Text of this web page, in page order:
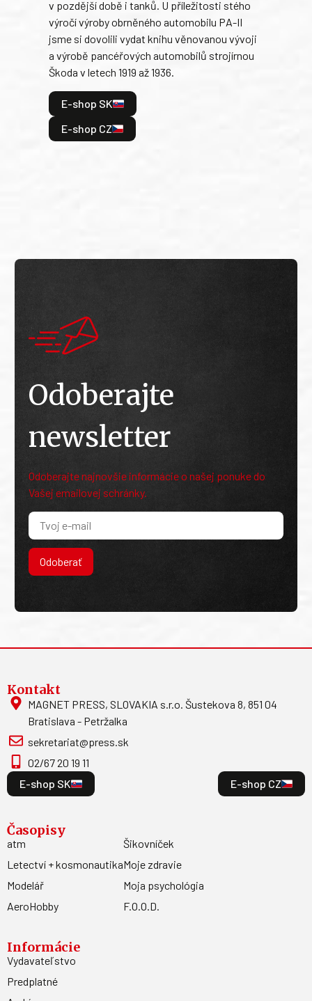
v pozdější době i tanků. U příležitosti stého
výročí výroby obrněného automobilu PA-II
jsme si dovolili vydat knihu věnovanou vývoji
a výrobě pancéřových automobilů strojírnou
Škoda v letech 1919 až 1936.
E-shop SK
E-shop CZ
Odoberajte
newsletter
Odoberajte najnovšie informácie o našej ponuke do
Vašej emailovej schránky.
Odoberať
Kontakt
MAGNET PRESS, SLOVAKIA s.r.o. Šustekova 8, 851 04
Bratislava - Petržalka
sekretariat@press.sk
02/67 20 19 11
E-shop SK
E-shop CZ
Časopisy
atm
Letectví + kosmonautika
Modelář
AeroHobby
Šikovníček
Moje zdravie
Moja psychológia
F.O.O.D.
Informácie
Vydavateľstvo
Predplatné